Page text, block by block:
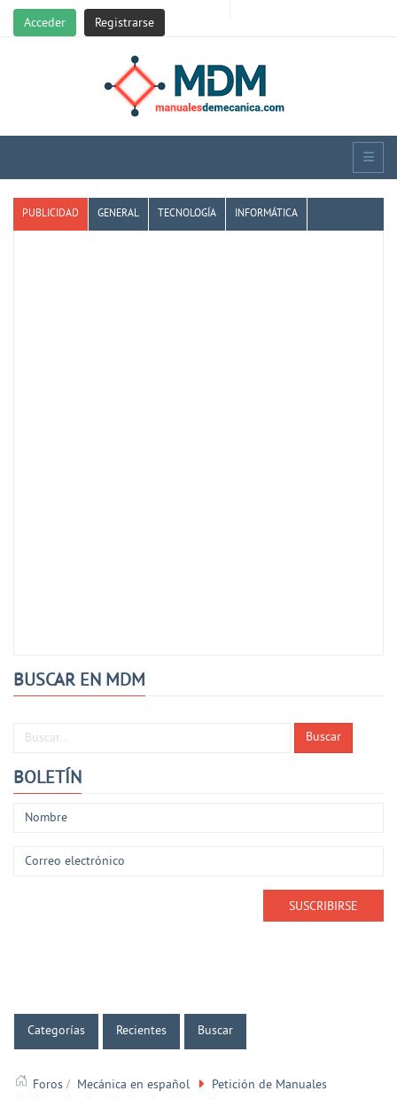
Acceder Registrarse
PUBLICIDAD GENERAL TECNOLOGÍA INFORMÁTICA
BUSCAR EN MDM
Buscar... Buscar
BOLETÍN
Categorías Recientes Buscar
Foros Mecánica en español
Petición de Manuales